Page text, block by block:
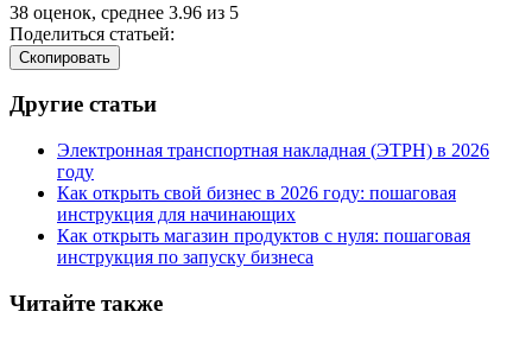
38 оценок, среднее 3.96 из 5
Поделиться статьей:
Cкопировать
Другие статьи
Электронная транспортная накладная (ЭТРН) в 2026
году
Как открыть свой бизнес в 2026 году: пошаговая
инструкция для начинающих
Как открыть магазин продуктов с нуля: пошаговая
инструкция по запуску бизнеса
Читайте также